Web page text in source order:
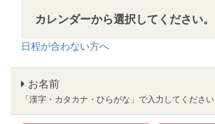
カレンダーから選択してください。
日程が合わない方へ
お名前
「漢字・カタカナ・ひらがな」で入力してください